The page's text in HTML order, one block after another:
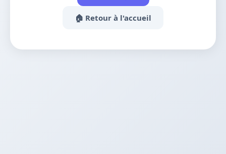
🏠 Retour à l'accueil